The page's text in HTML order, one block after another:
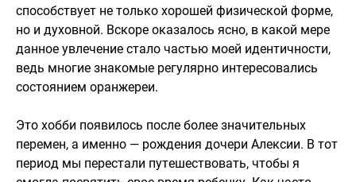
способствует не только хорошей физической форме,
но и духовной. Вскоре оказалось ясно, в какой мере
данное увлечение стало частью моей идентичности,
ведь многие знакомые регулярно интересовались
состоянием оранжереи.
Это хобби появилось после более значительных
перемен, а именно — рождения дочери Алексии. В тот
период мы перестали путешествовать, чтобы я